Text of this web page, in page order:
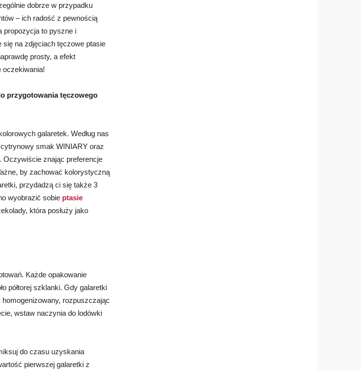
dobrze w przypadku
– ich radość z pewnością
propozycja to pyszne i
się na zdjęciach tęczowe ptasie
prosty, a efekt
oczekiwania!
przygotowania tęczowego
galaretek. Według nas
smak WINIARY oraz
Oczywiście znając preferencje
by zachować kolorystyczną
przydadzą ci się także 3
wyobrazić sobie ptasie
która posłuży jako
Każde opakowanie
półtorej szklanki. Gdy galaretki
rozpuszczając
wstaw naczynia do lodówki
do czasu uzyskania
pierwszej galaretki z